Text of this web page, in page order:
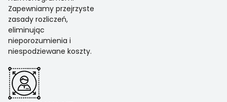
Zapewniamy przejrzyste
zasady rozliczeń,
eliminując
nieporozumienia i
niespodziewane koszty.